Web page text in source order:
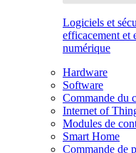
Logiciels et
efficacement et
numérique
Hardware
Software
Commande du
Internet of
Modules de
Smart Home
Commande de